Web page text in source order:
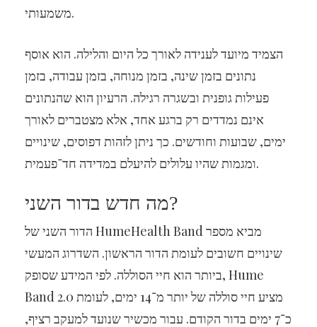
משמעותי.
הצמיד מיועד לענידה לאורך כל היום והלילה. הוא אוסף
נתונים בזמן שינה, בזמן מנוחה, בזמן עבודה, בזמן
פעילות גופנית ובשגרה רגילה. הרעיון הוא שהנתונים
אינם נמדדים רק ברגע אחד, אלא מצטברים לאורך
ימים, שבועות וחודשים. כך ניתן לזהות דפוסים, שינויים
ומגמות שהיו עלולים להיעלם במדידה חד־פעמית.
מה חדש בדור השני?
הדור השני של HumeHealth Band מביא מספר
שינויים חשובים לעומת הדור הראשון. השדרוג המעשי
ביותר הוא חיי הסוללה. לפי המידע שסופק, Hume
Band 2.0 מציע חיי סוללה של יותר מ־14 ימים, לעומת
כ־7 ימים בדור הקודם. עבור מכשיר שנועד למעקב רציף,